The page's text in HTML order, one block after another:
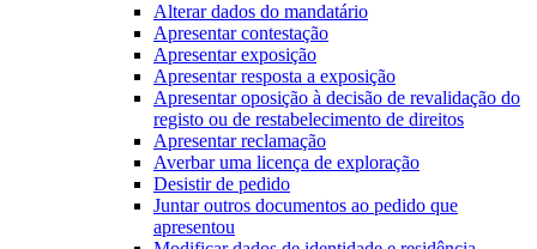
Alterar dados do mandatário
Apresentar contestação
Apresentar exposição
Apresentar resposta a exposição
Apresentar oposição à decisão de revalidação do
registo ou de restabelecimento de direitos
Apresentar reclamação
Averbar uma licença de exploração
Desistir de pedido
Juntar outros documentos ao pedido que
apresentou